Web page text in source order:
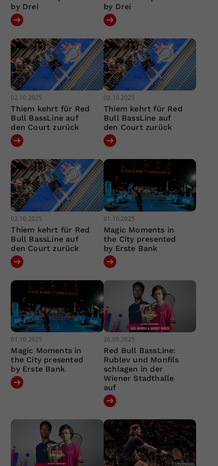
by Drei
by Drei
02.10.2025
Thiem kehrt für Red
Bull BassLine auf
den Court zurück
02.10.2025
Thiem kehrt für Red
Bull BassLine auf
den Court zurück
02.10.2025
Thiem kehrt für Red
Bull BassLine auf
den Court zurück
01.10.2025
Magic Moments in
the City presented
by Erste Bank
01.10.2025
Magic Moments in
the City presented
by Erste Bank
26.09.2025
Red Bull BassLine:
Rublev und Monfils
schlagen in der
Wiener Stadthalle
auf